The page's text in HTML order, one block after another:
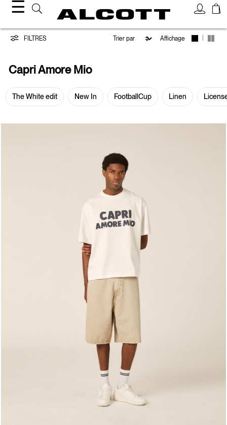
☰
Capri
Amore
Mio
FILTRES Affichage
Capri Amore Mio
The White edit New In FootballCup Linen